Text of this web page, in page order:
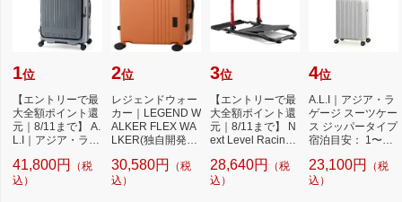
1位
【エントリーで最
大全額ポイント還
元｜8/11まで】 A.
L.I｜アジア・ラゲ
41,800円
（税
込）
2位
レジェンドウォー
カー｜LEGEND W
ALKER FLEX WA
LKER(独自開発キ
ランク...
30,580円
（税
込）
3位
【エントリーで最
大全額ポイント還
元｜8/11まで】 N
ext Level Racing
ル...
28,640円
（税
込）
4位
A.L.I｜アジア・ラ
ゲージ スーツケー
ス ジッパータイプ
宿泊目安： 1〜3
23,100円
（税
込）